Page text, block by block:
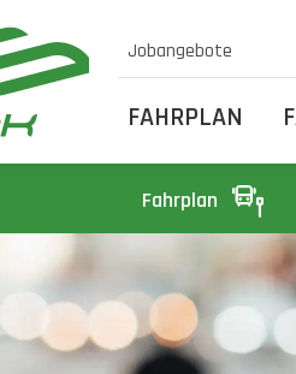
Jobangebote
FAHRPLAN
Fahrplan